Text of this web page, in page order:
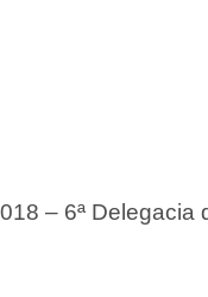
2018 – 6ª